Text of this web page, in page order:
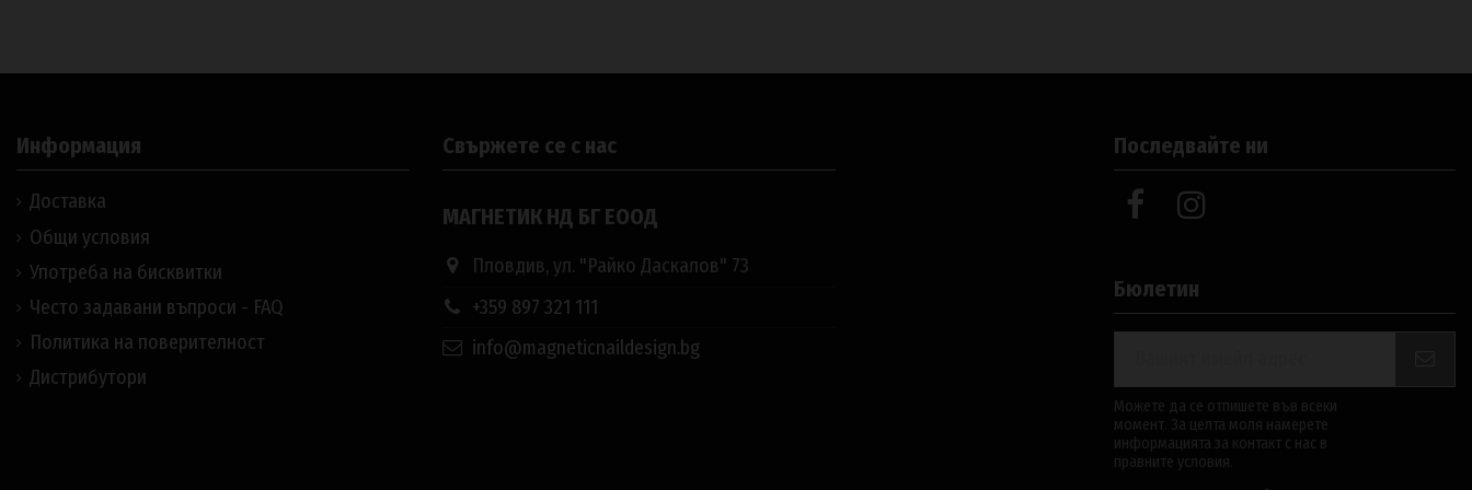
Информация
Доставка
Общи условия
Употреба на бисквитки
Често задавани въпроси - FAQ
Политика на поверителност
Дистрибутори
Свържете се с нас
МАГНЕТИК НД БГ ЕООД
Пловдив, ул. "Райко Даскалов" 73
+359 897 321 111
info@magneticnaildesign.bg
Последвайте ни
Бюлетин
Можете да се отпишете във всеки
момент. За целта моля намерете
информацията за контакт с нас в
правните условия.